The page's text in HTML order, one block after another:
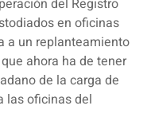
del Registro
en oficinas
a un replanteamiento
ahora ha de tener
de la carga de
las oficinas del